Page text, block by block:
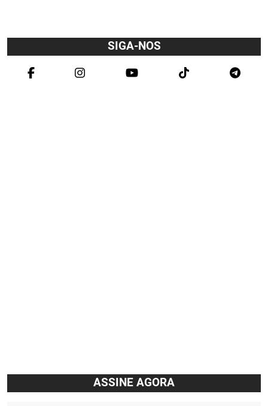
SIGA-NOS
ASSINE AGORA